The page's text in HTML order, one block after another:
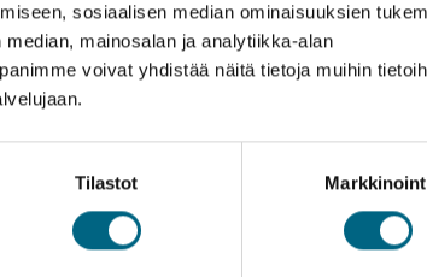
sosiaalisen median ominaisuuksien
mainosalan ja analytiikka-alan
voivat yhdistää näitä tietoja muihin
Tilastot
Kartta Hinnasto